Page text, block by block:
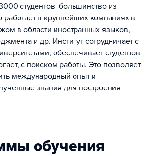
студентов, большинство из
работает в крупнейших компаниях в
в области иностранных языков,
и др. Институт сотрудничает с
обеспечивает студентов
с поиском работы. Это позволяет
международный опыт и
знания для построения
обучения